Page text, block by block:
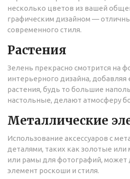
несколько цветов из вашей
графическим дизайном —
современного стиля.
Растения
Зелень прекрасно смотрится на
интерьерного дизайна,
растения, будь то большие
настольные, делают атмосферу
Металлические
Использование аксессуаров с
деталями, таких как золотые
или рамы для фотографий, может
элемент роскоши и стиля.